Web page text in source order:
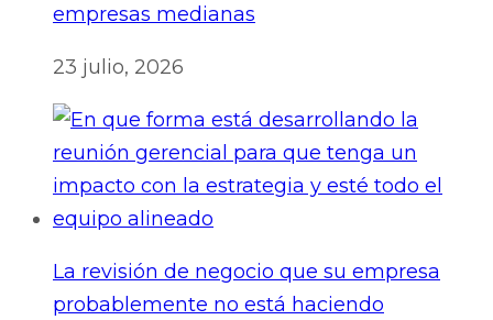
empresas medianas
23 julio, 2026
La revisión de negocio que su empresa
probablemente no está haciendo